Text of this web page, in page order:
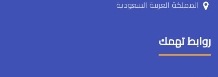
المملكة العربية السعودية
روابط تهمك